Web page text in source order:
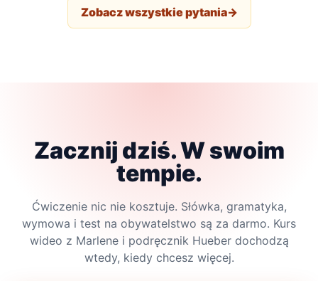
Zobacz wszystkie pytania
Zacznij dziś. W swoim
tempie.
Ćwiczenie nic nie kosztuje. Słówka, gramatyka,
wymowa i test na obywatelstwo są za darmo. Kurs
wideo z Marlene i podręcznik Hueber dochodzą
wtedy, kiedy chcesz więcej.